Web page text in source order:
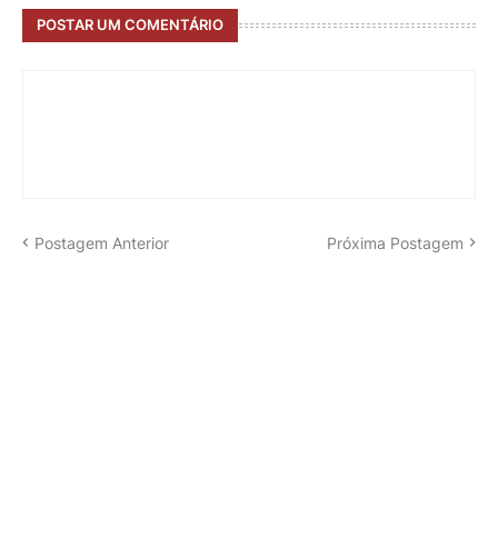
POSTAR UM COMENTÁRIO
Postagem Anterior Próxima Postagem